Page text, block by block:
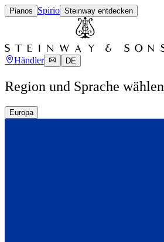
Pianos Spirio Steinway entdecken
Händler DE
Region und Sprache wählen
Europa